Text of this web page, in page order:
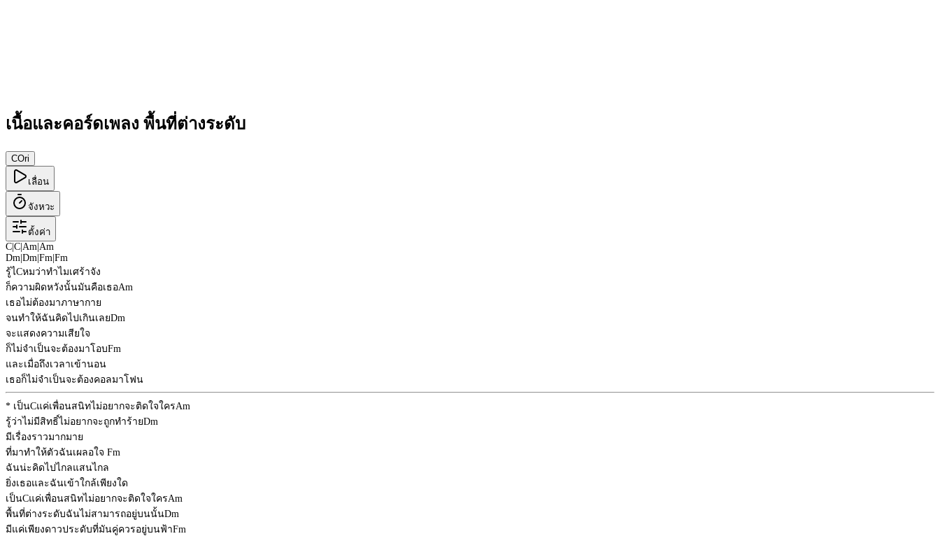
เนื้อและคอร์ดเพลง พื้นที่ต่างระดับ
COri
เลื่อน
จังหวะ
ตั้งค่า
C C Am Am
Dm Dm Fm Fm
รู้ไCหมว่าทำไมเศร้าจัง
ก็ความผิดหวังนั้นมันคือเธอAm
เธอไม่ต้องมาภาษากาย
จนทำให้ฉันคิดไปเกินเลยDm
จะแสดงความเสียใจ
ก็ไม่จำเป็นจะต้องมาโอบFm
และเมื่อถึงเวลาเข้านอน
เธอก็ไม่จำเป็นจะต้องคอลมาโฟน
* เป็นCแค่เพื่อนสนิทไม่อยากจะติดใจใครAm
รู้ว่าไม่มีสิทธิ์ไม่อยากจะถูกทำร้ายDm
มีเรื่องราวมากมาย
ที่มาทำให้ตัวฉันเผลอใจ Fm
ฉันน่ะคิดไปไกลแสนไกล
ยิ่งเธอและฉันเข้าใกล้เพียงใด
เป็นCแค่เพื่อนสนิทไม่อยากจะติดใจใครAm
พื้นที่ต่างระดับฉันไม่สามารถอยู่บนนั้นDm
มีแค่เพียงดาวประดับที่มันคู่ควรอยู่บนฟ้าFm